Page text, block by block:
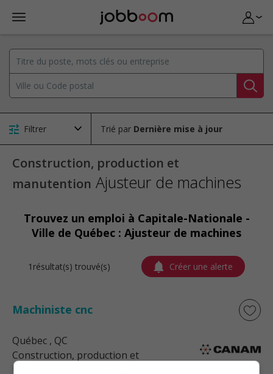
Filtrer Trié par
Construction, production et
manutention Ajusteur de machines
Trouvez un emploi à Capitale-Nationale -
Ville de Québec : Ajusteur de machines
1résultat(s) trouvé(s) Créer une alerte
Machiniste cnc
Québec , QC
Construction, production et
manutention